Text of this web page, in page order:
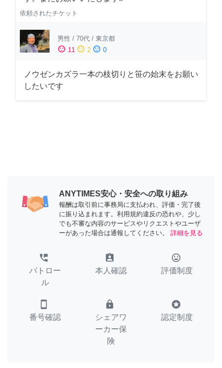
依頼されたチケット
男性 / 70代 / 東京都
sentiment_satisfied 11 sentiment_neutral 2 sentiment_dissatisfied 0
ノウゼンカズラ一本の枝切りと笹の始末をお願い
したいです
ANYTIMES安心・安全への取り組み
報酬は取引前に事務局に支払われ、評価・完了後
に振り込まれます。利用規約違反の恐れや、少し
でも不審な内容のサービスやリクエストやユーザ
ーがあった場合は通報してください。
詳細を見る
perm_phone_msg
パトロー
ル
assignment_ind
本人確認
tag_faces
評価制度
smartphone
番号確認
lock
シェアワ
ーカー保
険
stars
認定制度